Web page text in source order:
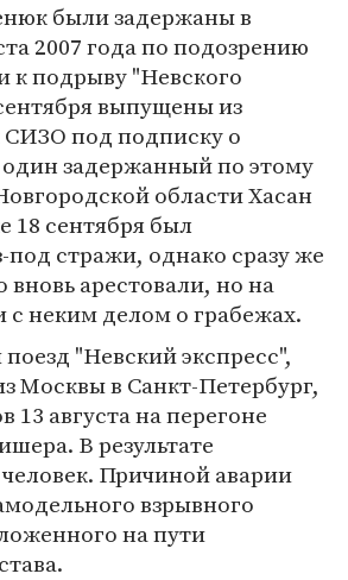
были задержаны в
2007 года по подозрению
к подрыву "Невского
выпущены из
под подписку о
задержанный по этому
области Хасан
18 сентября был
стражи, однако сразу же
вновь арестовали, но на
с неким делом о грабежах.
"Невский экспресс",
Москвы в Санкт-Петербург,
13 августа на перегоне
В результате
Причиной аварии
взрывного
на пути